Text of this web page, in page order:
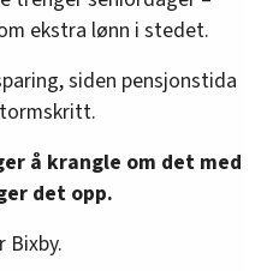
ekstra lønn i stedet.
siden pensjonstida
å krangle om det med
det opp.
Bixby.